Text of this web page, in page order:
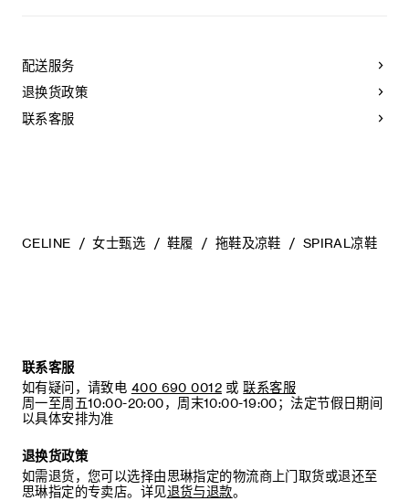
趾环设计
薄软垫皮革内底
皮革外底
意大利制造
编号：366465483C.38NO
泽。为了让您的鞋履历久弥新，我们建议您遵循以下保养方
法：
- 避免接触水、油、香水和化妆品。如果鞋子不慎沾湿，请使用
擦拭皮革，微湿时可擦拭织物面料。
配送服务
退换货政策
联系客服
CELINE 女士甄选 鞋履 拖鞋及凉鞋 SPIRAL凉鞋
联系客服
如有疑问，请致电 400 690 0012 或 联系客服
周一至周五10:00-20:00，周末10:00-19:00；法定节假日期间
以具体安排为准
退换货政策
如需退货，您可以选择由思琳指定的物流商上门取货或退还至
思琳指定的专卖店。详见退货与退款。